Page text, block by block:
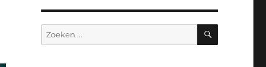
Zoeken
naar:
ZOEKEN